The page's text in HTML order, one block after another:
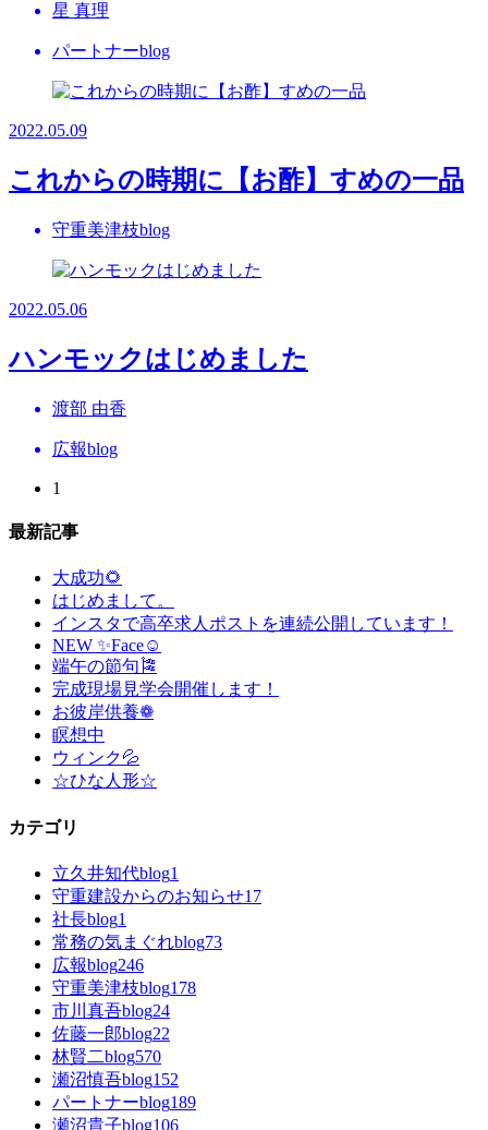
星 真理
パートナーblog
2022.05.09
これからの時期に【お酢】すめの一品
守重美津枝blog
2022.05.06
ハンモックはじめました
渡部 由香
広報blog
1
最新記事
大成功🌻
はじめまして。
インスタで高卒求人ポストを連続公開しています！
NEW ✨Face☺
端午の節句🎏
完成現場見学会開催します！
お彼岸供養❁
瞑想中
ウィンク💦
☆ひな人形☆
カテゴリ
立久井知代blog1
守重建設からのお知らせ17
社長blog1
常務の気まぐれblog73
広報blog246
守重美津枝blog178
市川真吾blog24
佐藤一郎blog22
林賢二blog570
瀬沼慎吾blog152
パートナーblog189
瀬沼貴子blog106